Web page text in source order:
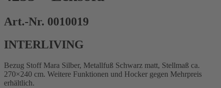
Art.-Nr. 0010019
INTERLIVING
Bezug Stoff Mara Silber, Metallfuß Schwarz matt, Stellmaß ca.
270×240 cm. Weitere Funktionen und Hocker gegen Mehrpreis
erhältlich.